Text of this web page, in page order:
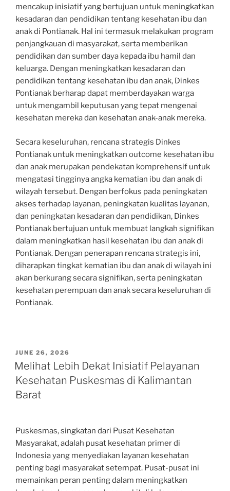
mencakup inisiatif yang bertujuan untuk meningkatkan
kesadaran dan pendidikan tentang kesehatan ibu dan
anak di Pontianak. Hal ini termasuk melakukan program
penjangkauan di masyarakat, serta memberikan
pendidikan dan sumber daya kepada ibu hamil dan
keluarga. Dengan meningkatkan kesadaran dan
pendidikan tentang kesehatan ibu dan anak, Dinkes
Pontianak berharap dapat memberdayakan warga
untuk mengambil keputusan yang tepat mengenai
kesehatan mereka dan kesehatan anak-anak mereka.
Secara keseluruhan, rencana strategis Dinkes
Pontianak untuk meningkatkan outcome kesehatan ibu
dan anak merupakan pendekatan komprehensif untuk
mengatasi tingginya angka kematian ibu dan anak di
wilayah tersebut. Dengan berfokus pada peningkatan
akses terhadap layanan, peningkatan kualitas layanan,
dan peningkatan kesadaran dan pendidikan, Dinkes
Pontianak bertujuan untuk membuat langkah signifikan
dalam meningkatkan hasil kesehatan ibu dan anak di
Pontianak. Dengan penerapan rencana strategis ini,
diharapkan tingkat kematian ibu dan anak di wilayah ini
akan berkurang secara signifikan, serta peningkatan
kesehatan perempuan dan anak secara keseluruhan di
Pontianak.
POSTED
ON
JUNE 26, 2026
Melihat Lebih Dekat Inisiatif Pelayanan
Kesehatan Puskesmas di Kalimantan
Barat
Puskesmas, singkatan dari Pusat Kesehatan
Masyarakat, adalah pusat kesehatan primer di
Indonesia yang menyediakan layanan kesehatan
penting bagi masyarakat setempat. Pusat-pusat ini
memainkan peran penting dalam meningkatkan